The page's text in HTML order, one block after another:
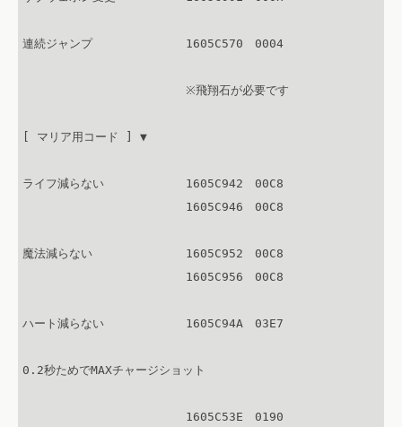
連続ジャンプ　　　　　　　　1605C570　0004
※飛翔石が必要です
[ マリア用コード ] ▼
ライフ減らない　　　　　　　1605C942　00C8
1605C946　00C8
魔法減らない　　　　　　　　1605C952　00C8
1605C956　00C8
ハート減らない　　　　　　　1605C94A　03E7
0.2秒ためでMAXチャージショット
1605C53E　0190